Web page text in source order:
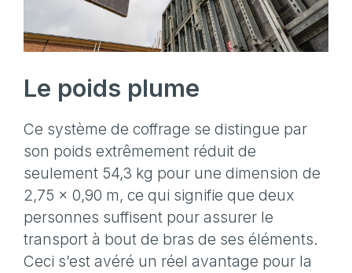
Le poids plume
Ce système de coffrage se distingue par
son poids extrêmement réduit de
seulement 54,3 kg pour une dimension de
2,75 x 0,90 m, ce qui signifie que deux
personnes suffisent pour assurer le
transport à bout de bras de ses éléments.
Ceci s’est avéré un réel avantage pour la